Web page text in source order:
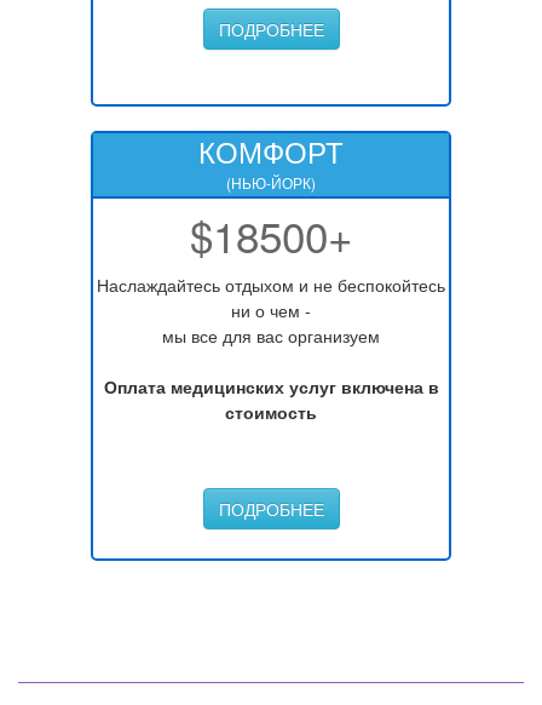
ПОДРОБНЕЕ
КОМФОРТ
(НЬЮ-ЙОРК)
$18500+
Наслаждайтесь отдыхом и не беспокойтесь
ни о чем -
мы все для вас организуем
Оплата медицинских услуг включена в
стоимость
ПОДРОБНЕЕ